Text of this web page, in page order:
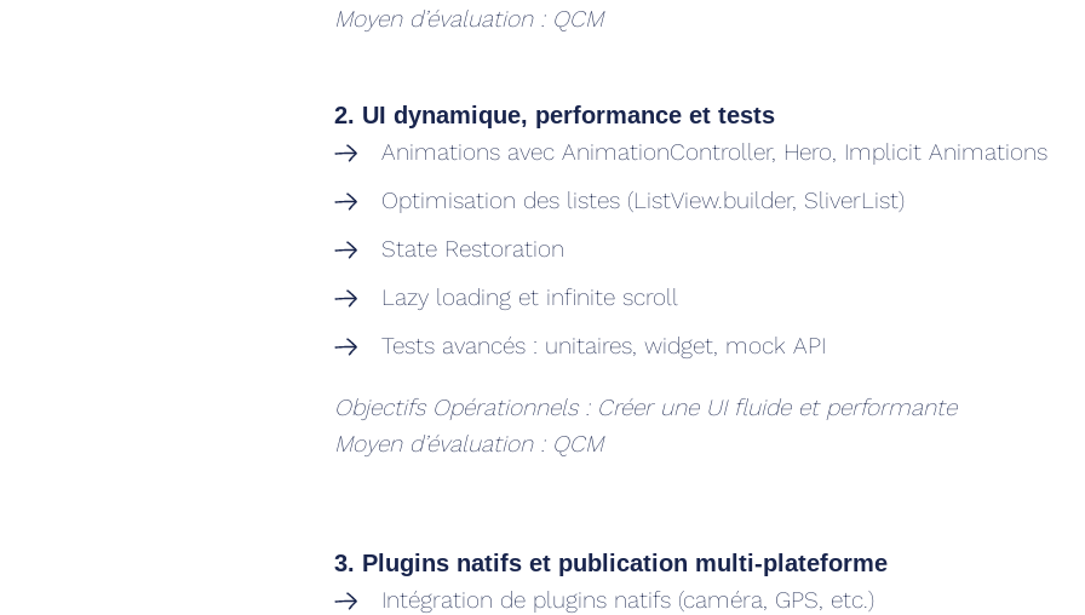
Moyen d’évaluation : QCM
2. UI dynamique, performance et tests
Animations avec AnimationController, Hero, Implicit Animations
Optimisation des listes (ListView.builder, SliverList)
State Restoration
Lazy loading et infinite scroll
Tests avancés : unitaires, widget, mock API
Objectifs Opérationnels : Créer une UI fluide et performante
Moyen d’évaluation : QCM
3. Plugins natifs et publication multi-plateforme
Intégration de plugins natifs (caméra, GPS, etc.)